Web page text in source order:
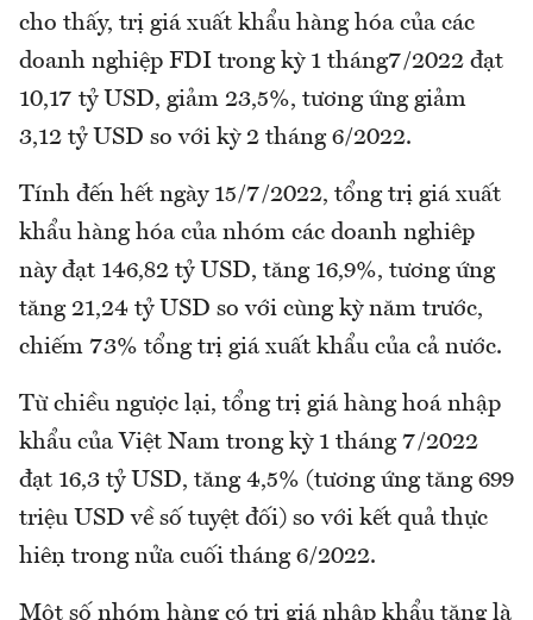
cho thấy, trị giá xuất khẩu hàng hóa của các
doanh nghiệp FDI trong kỳ 1 tháng7/2022 đạt
10,17 tỷ USD, giảm 23,5%, tương ứng giảm
3,12 tỷ USD so với kỳ 2 tháng 6/2022.
Tính đến hết ngày 15/7/2022, tổng trị giá xuất
khẩu hàng hóa của nhóm các doanh nghiệp
này đạt 146,82 tỷ USD, tăng 16,9%, tương ứng
tăng 21,24 tỷ USD so với cùng kỳ năm trước,
chiếm 73% tổng trị giá xuất khẩu của cả nước.
Từ chiều ngược lại, tổng trị giá hàng hoá nhập
khẩu của Việt Nam trong kỳ 1 tháng 7/2022
đạt 16,3 tỷ USD, tăng 4,5% (tương ứng tăng 699
triệu USD về số tuyệt đối) so với kết quả thực
hiện trong nửa cuối tháng 6/2022.
Một số nhóm hàng có trị giá nhập khẩu tăng là